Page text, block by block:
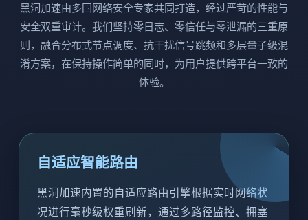
黑洞加速由多国网络安全专家共同打造，经过严苛的性能与
安全双重审计。我们坚持零日志、零信任与零泄漏的三重原
则，融合分布式节点调度、抗干扰信号跳频和多层量子级混
淆方案，在保持操作简单的同时，为用户提供跨平台一致的
体验。
自适应智能路由
黑洞加速内置的自适应路由引擎根据实时网络状
况进行毫秒级权重刷新，通过多路径监控、拥塞